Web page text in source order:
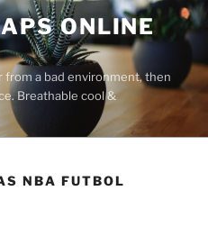
ONLINE
a bad environment, then
Breathable cool &
NBA FUTBOL